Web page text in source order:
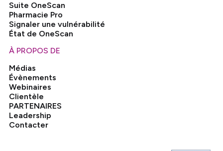
Suite OneScan
Pharmacie Pro
Signaler une vulnérabilité
État de OneScan
À PROPOS DE
Médias
Évènements
Webinaires
Clientèle
PARTENAIRES
Leadership
Contacter